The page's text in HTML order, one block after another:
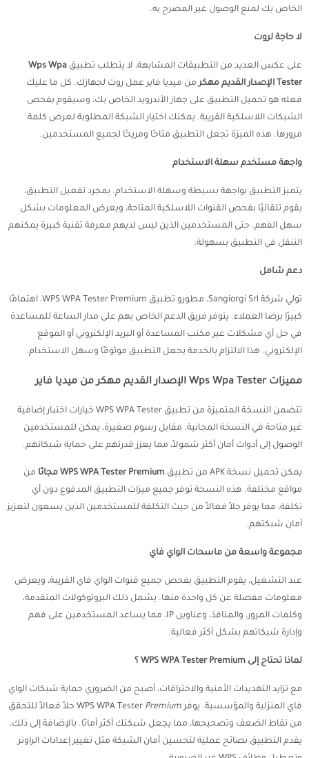
الخاص بك لمنع الوصول غير المصرح به.
لا حاجة لروت
على عكس العديد من التطبيقات المشابهة، لا يتطلب تطبيق Wps Wpa
Tester الإصدار القديم مهكر
من ميديا فاير عمل روت لجهازك. كل ما عليك
فعله هو تحميل التطبيق على جهاز الأندرويد الخاص بك، وسيقوم بفحص
الشبكات اللاسلكية القريبة. يمكنك اختيار الشبكة المطلوبة لعرض كلمة
مرورها. هذه الميزة تجعل التطبيق متاحًا ومريحًا لجميع المستخدمين.
واجهة مستخدم سهلة الاستخدام
يتميز التطبيق بواجهة بسيطة وسهلة الاستخدام. بمجرد تفعيل التطبيق،
يقوم تلقائيًا بفحص القنوات اللاسلكية المتاحة، ويعرض المعلومات بشكل
سهل الفهم. حتى المستخدمين الذين ليس لديهم معرفة تقنية كبيرة يمكنهم
التنقل في التطبيق بسهولة.
دعم شامل
تولي شركة Sangiorgi Srl، مطورو تطبيق WPS WPA Tester Premium، اهتمامًا
كبيرًا برضا العملاء. يتوفر فريق الدعم الخاص بهم على مدار الساعة للمساعدة
في حل أي مشكلات عبر مكتب المساعدة أو البريد الإلكتروني أو الموقع
الإلكتروني. هذا الالتزام بالخدمة يجعل التطبيق موثوقًا وسهل الاستخدام.
مميزات Wps Wpa Tester الإصدار القديم مهكر من ميديا فاير
تتضمن النسخة المتميزة من تطبيق WPS WPA Tester خيارات اختبار إضافية
غير متاحة في النسخة المجانية. مقابل رسوم صغيرة، يمكن للمستخدمين
الوصول إلى أدوات أمان أكثر شمولاً، مما يعزز قدرتهم على حماية شبكاتهم.
يمكن تحميل نسخة APK من تطبيق WPS WPA Tester Premium مجانًا
من
مواقع مختلفة. هذه النسخة توفر جميع ميزات التطبيق المدفوع دون أي
تكلفة، مما يوفر حلاً فعالاً من حيث التكلفة للمستخدمين الذين يسعون لتعزيز
أمان شبكتهم.
مجموعة واسعة من ماسحات الواي فاي
عند التشغيل، يقوم التطبيق بفحص جميع قنوات الواي فاي القريبة، ويعرض
معلومات مفصلة عن كل واحدة منها. يشمل ذلك البروتوكولات المتقدمة،
وكلمات المرور، والمنافذ، وعناوين IP، مما يساعد المستخدمين على فهم
وإدارة شبكاتهم بشكل أكثر فعالية.
لماذا تحتاج إلى WPS WPA Tester Premium ؟
مع تزايد التهديدات الأمنية والاختراقات، أصبح من الضروري حماية شبكات الواي
فاي المنزلية والمؤسسية. يوفر WPS WPA TesterPremium
حلاً فعالاً للتحقق
من نقاط الضعف وتصحيحها، مما يجعل شبكتك أكثر أمانًا. بالإضافة إلى ذلك،
يقدم التطبيق نصائح عملية لتحسين أمان الشبكة مثل تغيير إعدادات الراوتر